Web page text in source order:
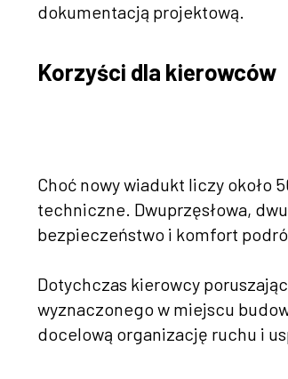
dokumentacją projektową.
Korzyści dla kierowców
Choć nowy wiadukt liczy około
techniczne. Dwuprzęsłowa,
bezpieczeństwo i komfort
Dotychczas kierowcy
wyznaczonego w miejscu
docelową organizację ruchu i